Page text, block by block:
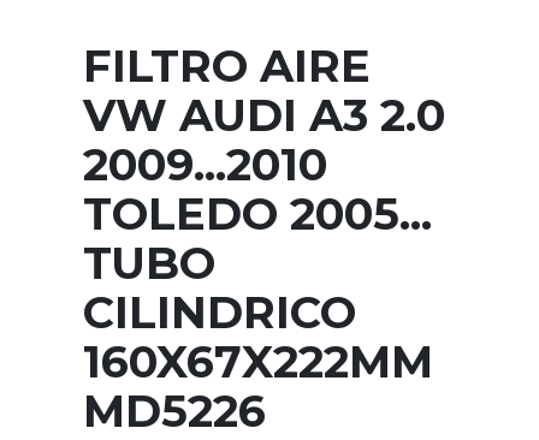
FILTRO AIRE
VW AUDI A3 2.0
2009...2010
TOLEDO 2005...
TUBO
CILINDRICO
160X67X222MM
MD5226